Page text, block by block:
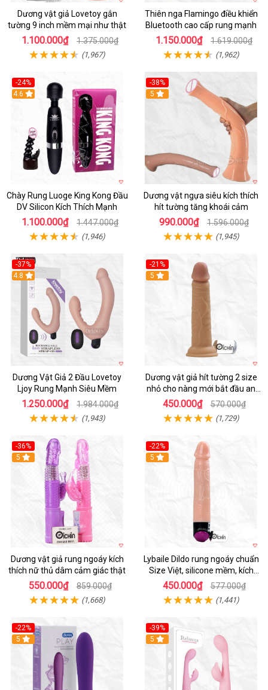
Dương vật giả Lovetoy gắn
tường 9 inch mềm mại như thật
1.100.000₫ 1.375.000₫
(1,967)
Thiên nga Flamingo điều khiển
Bluetooth cao cấp rung mạnh
1.150.000₫ 1.619.000₫
(1,962)
-24%
4.6
Chày Rung Luoge King Kong Đầu
DV Silicon Kích Thích Mạnh
1.100.000₫ 1.447.000₫
(1,946)
-38%
Hot
5
Dương vật ngựa siêu kích thích
hít tường tăng khoái cảm
990.000₫ 1.596.000₫
(1,945)
-37%
Hot
4.8
Dương Vật Giả 2 Đầu Lovetoy
Ljoy Rung Mạnh Siêu Mềm
1.250.000₫ 1.984.000₫
(1,943)
-21%
Hot
5
Dương vật giả hít tường 2 size
nhỏ cho nàng mới bắt đầu an
toàn dễ dùng
450.000₫ 570.000₫
(1,729)
-36%
Hot
5
Dương vật giả rung ngoáy kích
thích nữ thủ dâm cảm giác thật
550.000₫ 859.000₫
(1,668)
-22%
Hot
5
Lybaile Dildo rung ngoáy chuẩn
Size Việt, silicone mềm, kích
thích mạnh
450.000₫ 577.000₫
(1,441)
-22%
Hot
5
-39%
Hot
5